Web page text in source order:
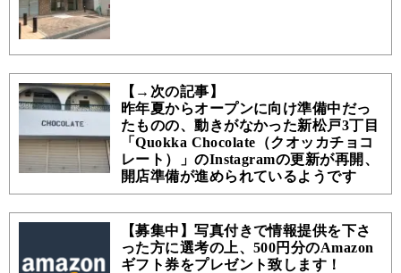
【→次の記事】
昨年夏からオープンに向け準備中だっ
たものの、動きがなかった新松戸3丁目
「Quokka Chocolate（クオッカチョコ
レート）」のInstagramの更新が再開、
開店準備が進められているようです
【募集中】写真付きで情報提供を下さ
った方に選考の上、500円分のAmazon
ギフト券をプレゼント致します！